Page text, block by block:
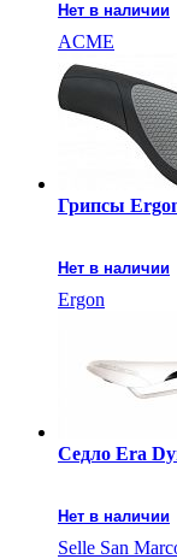
Нет в наличии
ACME
Грипсы
Нет в наличии
Ergon
Седло Era
Нет в наличии
Selle San